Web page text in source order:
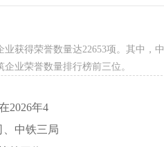
获得荣誉数量达22653项。其中，中
业荣誉数量排行榜前三位。
2026年4
、中铁三局